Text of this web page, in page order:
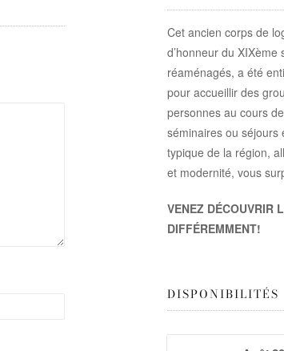
Cet ancien corps de
d’honneur du XIXème
réaménagés, a été
pour accueillir des
personnes au cours
séminaires ou séjours
typique de la région,
et modernité, vous
VENEZ DÉCOUVRIR
DIFFÉREMMENT!
DISPONIBILITÉS